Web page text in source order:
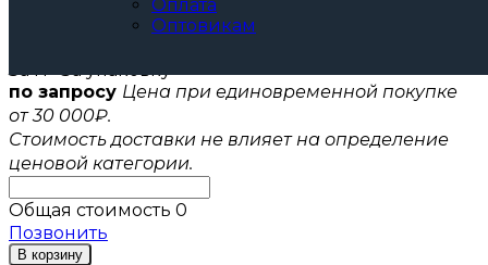
Оплата
Оптовикам
За м
За упаковку
по запросу Цена при единовременной покупке
от 30 000₽.
Стоимость доставки не влияет на определение
ценовой категории.
Общая стоимость 0
Позвонить
В корзину